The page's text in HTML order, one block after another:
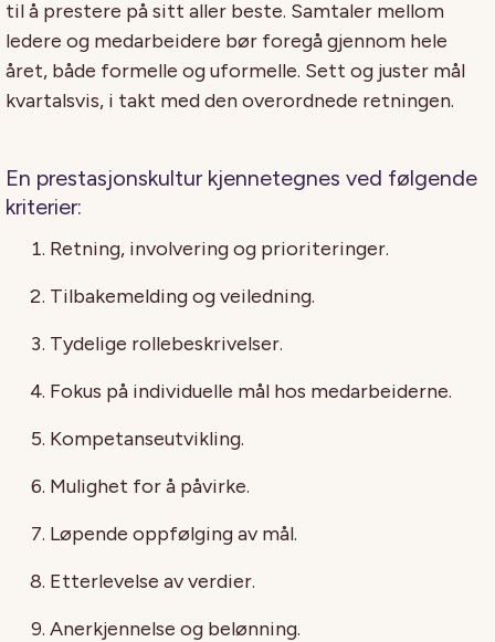
til å prestere på sitt aller beste. Samtaler mellom
ledere og medarbeidere bør foregå gjennom hele
året, både formelle og uformelle. Sett og juster mål
kvartalsvis, i takt med den overordnede retningen.
En prestasjonskultur kjennetegnes ved følgende
kriterier:
Retning, involvering og prioriteringer.
Tilbakemelding og veiledning.
Tydelige rollebeskrivelser.
Fokus på individuelle mål hos medarbeiderne.
Kompetanseutvikling.
Mulighet for å påvirke.
Løpende oppfølging av mål.
Etterlevelse av verdier.
Anerkjennelse og belønning.